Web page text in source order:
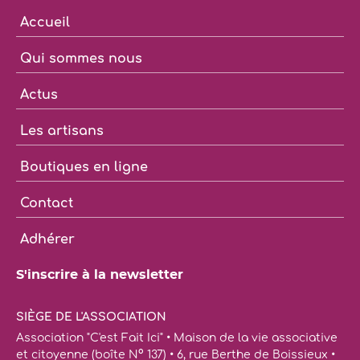
Accueil
Qui sommes nous
Actus
Les artisans
Boutiques en ligne
Contact
Adhérer
S'inscrire à la newsletter
SIÈGE DE L'ASSOCIATION
Association "C'est Fait Ici" • Maison de la vie associative
et citoyenne (boîte N° 137) • 6, rue Berthe de Boissieux •